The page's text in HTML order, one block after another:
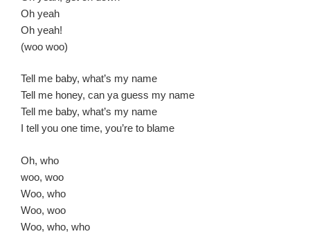
Oh yeah
Oh yeah!
(woo woo)
Tell me baby, what’s my name
Tell me honey, can ya guess my name
Tell me baby, what’s my name
I tell you one time, you’re to blame
Oh, who
woo, woo
Woo, who
Woo, woo
Woo, who, who